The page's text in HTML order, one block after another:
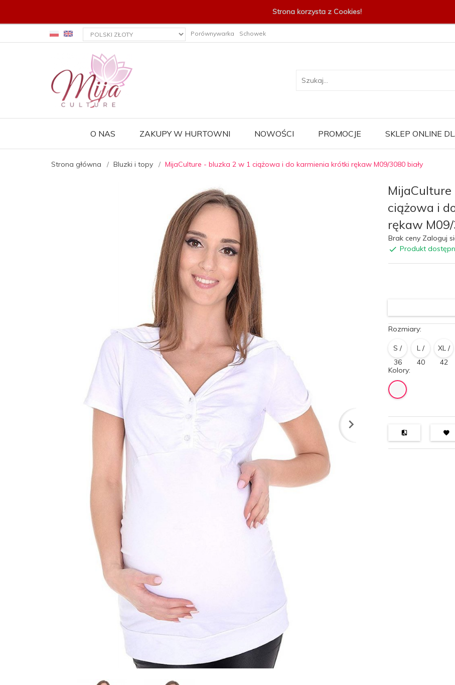
Strona korzysta z Cookies!
currency_h Porównywarka Schowek
O NAS ZAKUPY W HURTOWNI NOWOŚCI PROMOCJE SKLEP ONLINE
Strona główna Bluzki i topy MijaCulture - bluzka 2 w 1 ciążowa i do karmienia krótki rękaw M09/3080 biały
ciążowa i
rękaw
Brak ceny Zaloguj
Produkt
Rozmiary:
S /
36
L /
40
XL /
42
Kolory: